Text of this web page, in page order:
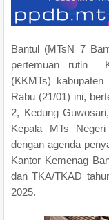
Bantul (MTsN 7
pertemuan rutin
(KKMTs)
Rabu (21/01) ini,
2, Kedung
Kepala MTs
dengan agenda
Kantor Kemenag
dan TKA/TKAD
2025.